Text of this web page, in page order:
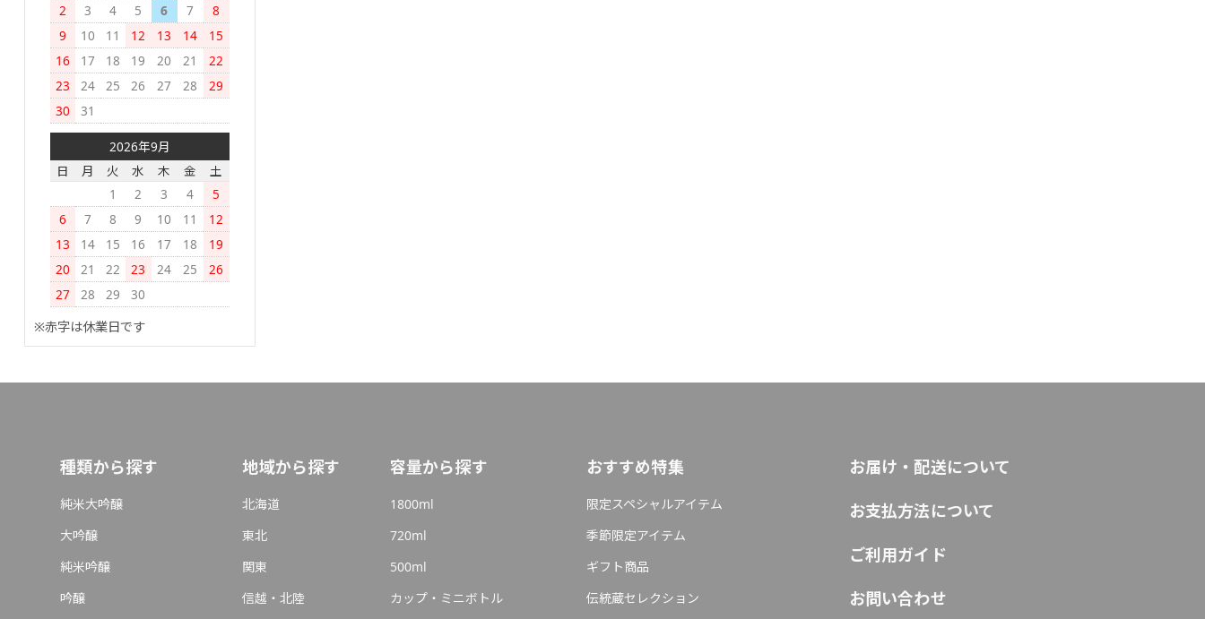
2
3 4 5 6 7
8
9
10 11 12 13 14
15
16
17 18 19 20 21
22
23
24 25 26 27 28
29
30
31
2026年9月
日
月 火 水 木 金
土
1
2 3 4
5
6
7 8 9 10 11
12
13
14 15 16 17 18
19
20
21 22 23 24 25
26
27
28 29
30
※赤字は休業日です
種類から探す
純米大吟醸
大吟醸
純米吟醸
吟醸
地域から探す
北海道
東北
関東
信越・北陸
容量から探す
1800ml
720ml
500ml
カップ・ミニボトル
おすすめ特集
限定スペシャルアイテム
季節限定アイテム
ギフト商品
伝統蔵セレクション
お届け・配送について
お支払方法について
ご利用ガイド
お問い合わせ